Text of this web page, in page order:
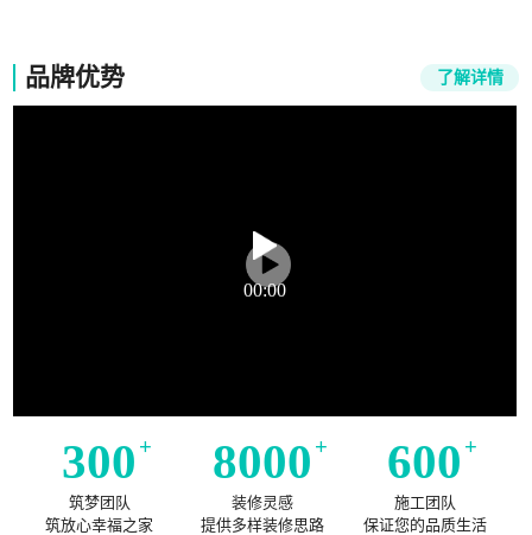
品牌优势 了解详情
00:00
300 +
筑梦团队
筑放心幸福之家
8000 +
装修灵感
提供多样装修思路
600 +
施工团队
保证您的品质生活